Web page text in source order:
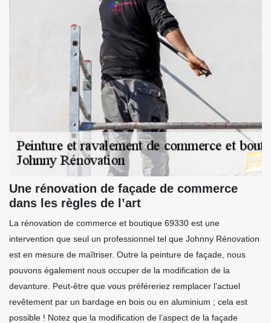
Une rénovation de façade de commerce
dans les règles de l’art
La rénovation de commerce et boutique 69330 est une
intervention que seul un professionnel tel que Johnny Rénovation
est en mesure de maîtriser. Outre la peinture de façade, nous
pouvons également nous occuper de la modification de la
devanture. Peut-être que vous préféreriez remplacer l’actuel
revêtement par un bardage en bois ou en aluminium ; cela est
possible ! Notez que la modification de l’aspect de la façade